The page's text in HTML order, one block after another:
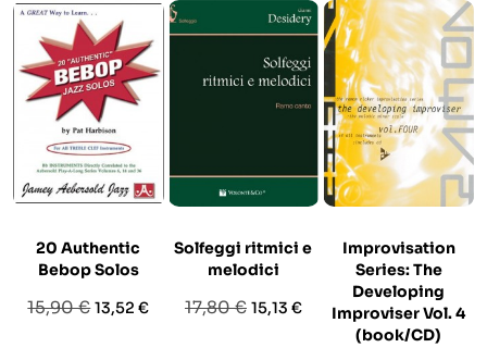
20 Authentic
Bebop Solos
Prezzo
15,90 €Prezzo
13,52 €
Solfeggi ritmici e
melodici
Prezzo
17,80 € Prezzo
15,13 €
Improvisation
Series: The
Developing
Improviser Vol. 4
(book/CD)